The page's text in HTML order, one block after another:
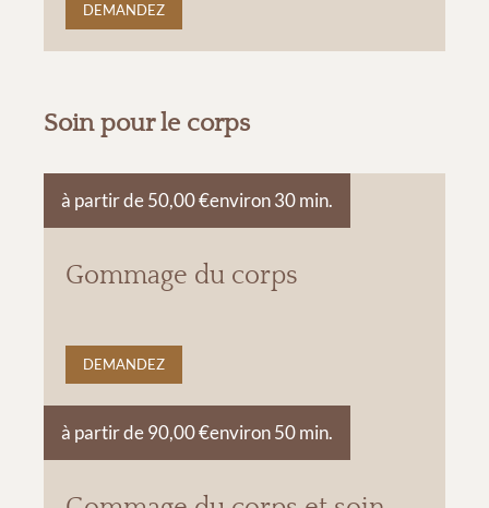
DEMANDEZ
Soin pour le corps
Gommage du corps
à partir de 50,00 €environ 30 min.
DEMANDEZ
à partir de 90,00 €environ 50 min.